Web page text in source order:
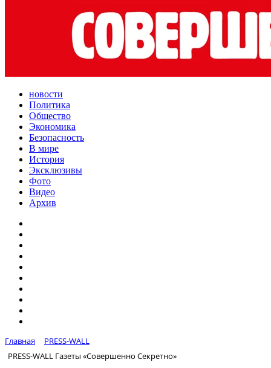
новости
Политика
Общество
Экономика
Безопасность
В мире
История
Эксклюзивы
Фото
Видео
Архив
Главная
PRESS-WALL
PRESS-WALL Газеты «Совершенно Секретно»